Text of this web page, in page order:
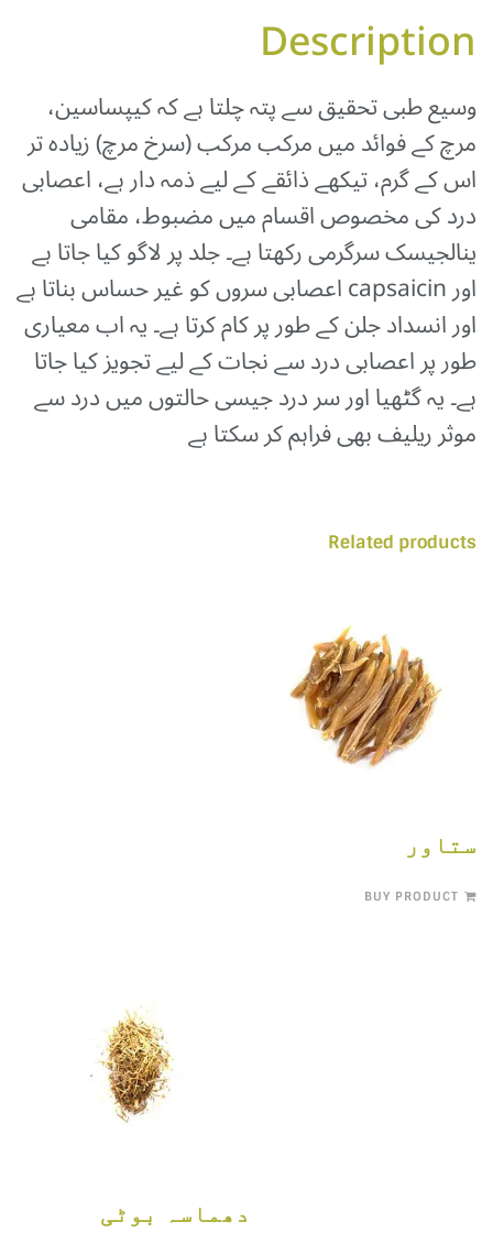
Description
وسیع طبی تحقیق سے پتہ چلتا ہے کہ کیپساسین،
مرچ کے فوائد میں مرکب مرکب (سرخ مرچ) زیادہ تر
اس کے گرم، تیکھے ذائقے کے لیے ذمہ دار ہے، اعصابی
درد کی مخصوص اقسام میں مضبوط، مقامی
ینالجیسک سرگرمی رکھتا ہے۔ جلد پر لاگو کیا جاتا ہے
اور capsaicin اعصابی سروں کو غیر حساس بناتا ہے
اور انسداد جلن کے طور پر کام کرتا ہے۔ یہ اب معیاری
طور پر اعصابی درد سے نجات کے لیے تجویز کیا جاتا
ہے۔ یہ گٹھیا اور سر درد جیسی حالتوں میں درد سے
موثر ریلیف بھی فراہم کر سکتا ہے
Related products
ستاور
BUY PRODUCT
دھماسہ بوٹی